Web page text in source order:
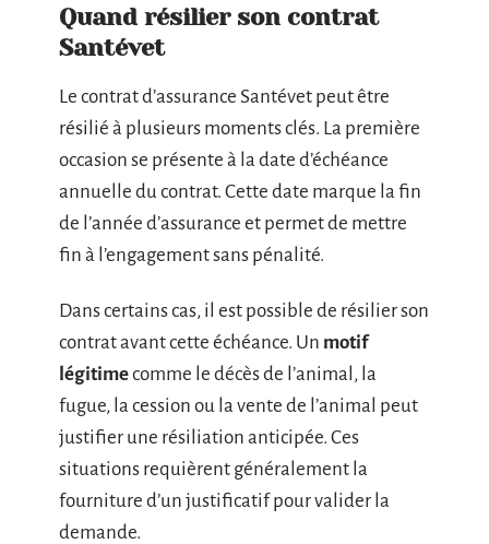
Quand résilier son contrat
Santévet
Le contrat d’assurance Santévet peut être
résilié à plusieurs moments clés. La première
occasion se présente à la date d’échéance
annuelle du contrat. Cette date marque la fin
de l’année d’assurance et permet de mettre
fin à l’engagement sans pénalité.
Dans certains cas, il est possible de résilier son
contrat avant cette échéance. Un motif
légitimecomme le décès de l’animal, la
fugue, la cession ou la vente de l’animal peut
justifier une résiliation anticipée. Ces
situations requièrent généralement la
fourniture d’un justificatif pour valider la
demande.